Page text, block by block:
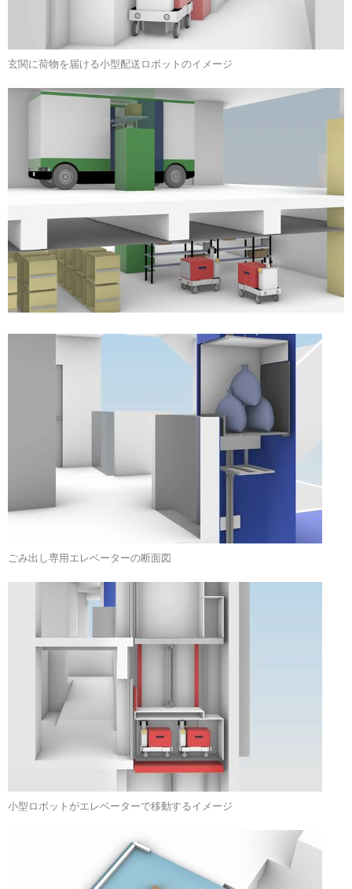
玄関に荷物を届ける小型配送ロボットのイメージ
ごみ出し専用エレベーターの断面図
小型ロボットがエレベーターで移動するイメージ